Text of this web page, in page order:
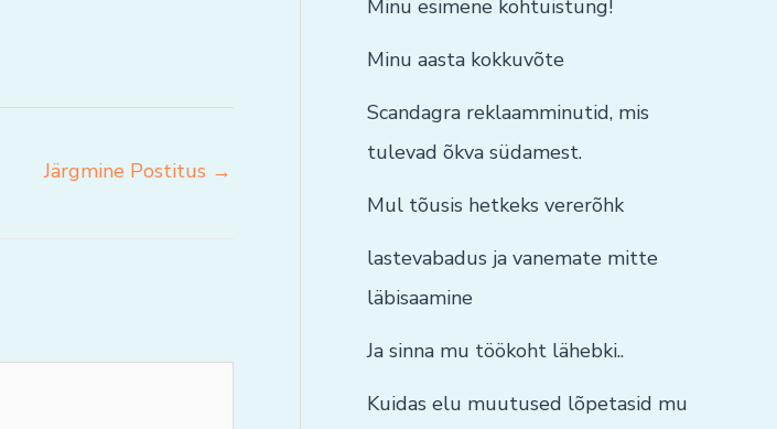
Järgmine Postitus →
Minu esimene kohtuistung!
Minu aasta kokkuvõte
Scandagra reklaamminutid, mis
tulevad õkva südamest.
Mul tõusis hetkeks vererõhk
lastevabadus ja vanemate mitte
läbisaamine
Ja sinna mu töökoht lähebki..
Kuidas elu muutused lõpetasid mu